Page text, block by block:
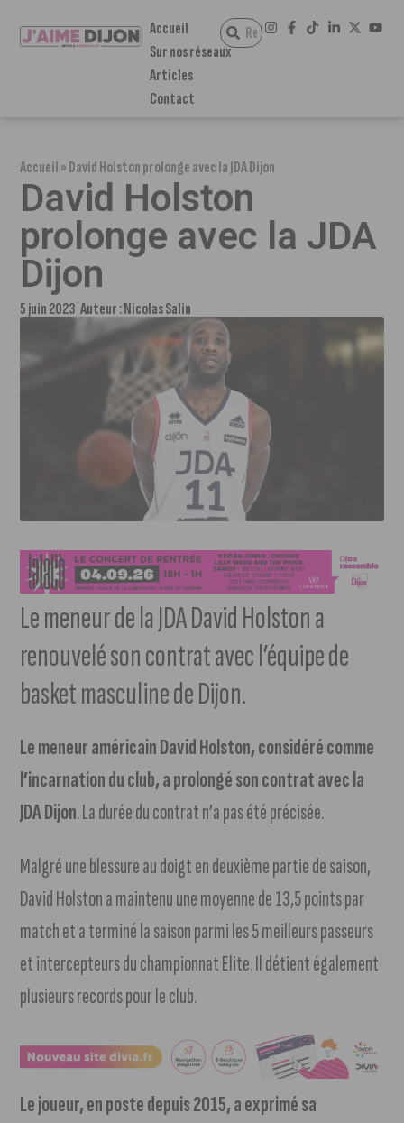
Accueil
Sur nos réseaux
Articles
Contact
Accueil»David Holston prolonge avec la JDA Dijon
David Holston
prolonge avec la JDA
Dijon
5 juin 2023 Auteur :Nicolas Salin
Le meneur de la JDA David Holston a
renouvelé son contrat avec l’équipe de
basket masculine de Dijon.
Le meneur américain David Holston, considéré comme
l’incarnation du club, a prolongé son contrat avec la
JDA Dijon. La durée du contrat n’a pas été précisée.
Malgré une blessure au doigt en deuxième partie de saison,
David Holston a maintenu une moyenne de 13,5 points par
match et a terminé la saison parmi les 5 meilleurs passeurs
et intercepteurs du championnat Elite. Il détient également
plusieurs records pour le club.
Le joueur, en poste depuis 2015, a exprimé sa